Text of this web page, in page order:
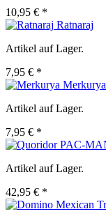
10,95 € *
Ratnaraj
Artikel auf Lager.
7,95 € *
Merkurya
Artikel auf Lager.
7,95 € *
Artikel auf Lager.
42,95 € *